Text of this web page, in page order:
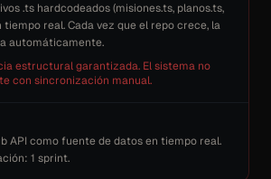
.ts hardcodeados (misiones.ts, planos.ts,
tiempo real. Cada vez que el repo crece, la
automáticamente.
estructural garantizada. El sistema no
con sincronización manual.
API como fuente de datos en tiempo real.
1 sprint.